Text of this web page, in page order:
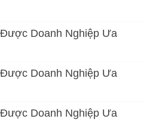
Doanh Nghiệp Ưa
Doanh Nghiệp Ưa
Doanh Nghiệp Ưa